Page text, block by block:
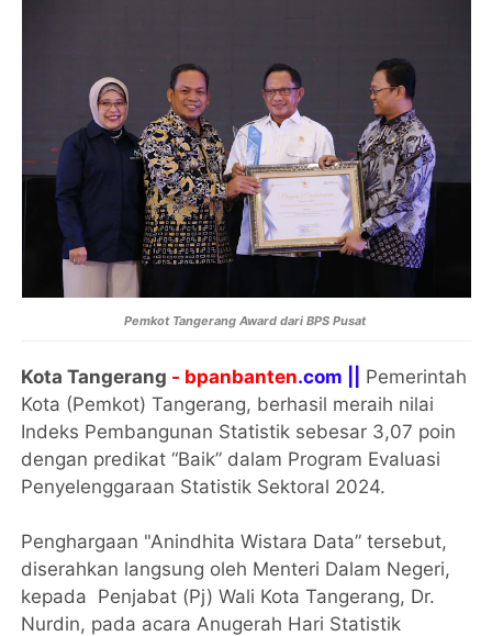
Pemkot Tangerang Award dari BPS Pusat
Kota Tangerang - bpanbanten.com ||
Pemerintah
Kota (Pemkot) Tangerang, berhasil meraih nilai
Indeks Pembangunan Statistik sebesar 3,07 poin
dengan predikat “Baik” dalam Program Evaluasi
Penyelenggaraan Statistik Sektoral 2024.
Penghargaan "Anindhita Wistara Data” tersebut,
diserahkan langsung oleh Menteri Dalam Negeri,
kepada Penjabat (Pj) Wali Kota Tangerang, Dr.
Nurdin, pada acara Anugerah Hari Statistik